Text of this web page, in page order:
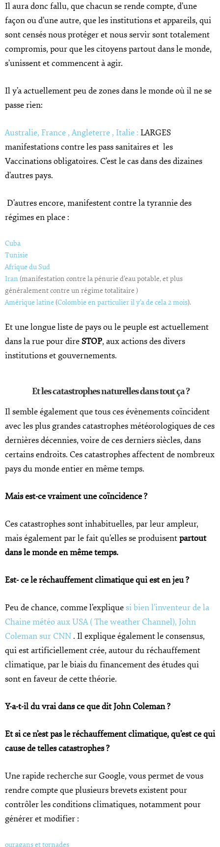
Il aura donc fallu, que chacun se rende compte, d’une
façon ou d’une autre, que les institutions et appareils, qui
sont censés nous protéger et nous servir sont totalement
compromis, pour que les citoyens partout dans le monde,
s’unissent et commencent à agir.
Il y’a actuellement peu de zones dans le monde où il ne se
passe rien:
Australie, France , Angleterre , Italie : LARGES
manifestations contre les pass sanitaires et les
Vaccinations obligatoires. C’est le cas dans des dizaines
d’autres pays.
D’autres encore, manifestent contre la tyrannie des
régimes en place :
Cuba
Tunisie
Afrique du Sud
Iran (manifestation contre la pénurie d’eau potable, et plus
généralement contre un régime totalitaire )
Amérique latine (Colombie en particulier il y’a de cela 2 mois).
Et une longue liste de pays ou le peuple est actuellement
dans la rue pour direSTOP, aux actions des divers
institutions et gouvernements.
Et les catastrophes naturelles dans tout ça ?
Il semble également que tous ces évènements coïncident
avec les plus grandes catastrophes météorologiques de ces
dernières décennies, voire de ces derniers siècles, dans
certains endroits. Ces catastrophes affectent de nombreux
pays du monde entier en même temps.
Mais est-ce vraiment une coïncidence ?
Ces catastrophes sont inhabituelles, par leur ampleur,
mais également par le fait qu’elles se produisentpartout
dans le monde en même temps.
Est- ce le réchauffement climatique qui est en jeu ?
Peu de chance, comme l’expliquesi bien l’inventeur de la
Chaine météo aux USA ( The weather Channel), John
Coleman sur CNN . Il explique également le consensus,
qui est artificiellement crée, autour du réchauffement
climatique, par le biais du financement des études qui
sont en faveur de cette théorie.
Y-a-t-il du vrai dans ce que dit John Coleman ?
Et si ce n’est pas le réchauffement climatique, qu’est ce qui
cause de telles catastrophes ?
Une rapide recherche sur Google, vous permet de vous
rendre compte que plusieurs brevets existent pour
contrôler les conditions climatiques, notamment pour
générer et modifier :
ouragans et tornades